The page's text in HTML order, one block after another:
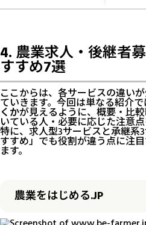
4. 農業求人・後継者
すすめ7選
ここからは、各サービスの違い
ていきます。今回は単なる紹介で
くかが見えるように、概要・比
いている人・必要に応じた注意
特に、求人型3サービスと承継系
すすめ」でも役割が違う点に注
ます。
農業をはじめる.JP